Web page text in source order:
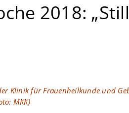
2018:
Klinik für Frauenheilkunde und
MKK)